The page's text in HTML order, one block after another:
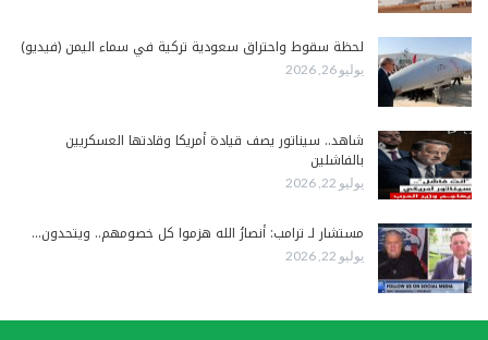
لحظة سقوط واحتراق سعودية تركية في سماء اليمن (فيديو)
يوليو 26, 2026
شاهد.. سيناتور يصف قيادة أمريكا وقادتها العسكريين
بالفاشلين
يوليو 22, 2026
مستشار لـ ترامب: أنصارُ الله هزموا كل خصومهم.. ويتحدون…
يوليو 22, 2026